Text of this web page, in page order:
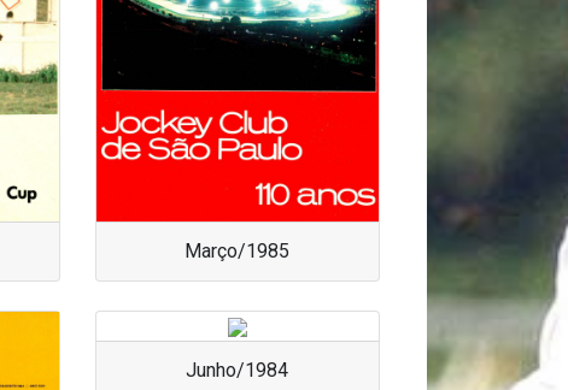
Março/1985
Junho/1984